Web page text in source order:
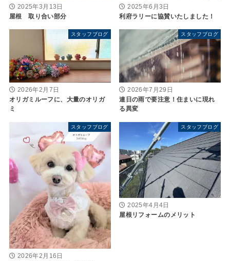
2025年3月13日
屋根 取り合い部分
2025年6月3日
利府ラリーに協賛いたしました！
スタッフブログ
2026年2月7日
オリガミルーフに、大量のオリガ
ミ
スタッフブログ
2026年7月29日
連日の雨で要注意！住まいに現れ
る異変
スタッフブログ
2026年2月16日
スタッフブログ
2025年4月4日
屋根リフォームのメリット